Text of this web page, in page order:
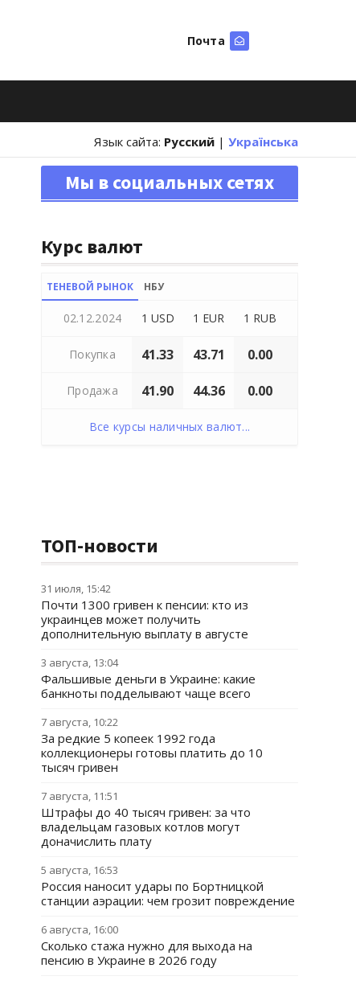
Почта
Язык сайта: Русский | Українська
Мы в социальных сетях
Курс валют
ТЕНЕВОЙ РЫНОК НБУ
02.12.2024 1 USD 1 EUR 1 RUB
Покупка 41.33 43.71 0.00
Продажа 41.90 44.36 0.00
Все курсы наличных валют...
ТОП-новости
31 июля, 15:42
Почти 1300 гривен к пенсии: кто из
украинцев может получить
дополнительную выплату в августе
3 августа, 13:04
Фальшивые деньги в Украине: какие
банкноты подделывают чаще всего
7 августа, 10:22
За редкие 5 копеек 1992 года
коллекционеры готовы платить до 10
тысяч гривен
7 августа, 11:51
Штрафы до 40 тысяч гривен: за что
владельцам газовых котлов могут
доначислить плату
5 августа, 16:53
Россия наносит удары по Бортницкой
станции аэрации: чем грозит повреждение
6 августа, 16:00
Сколько стажа нужно для выхода на
пенсию в Украине в 2026 году